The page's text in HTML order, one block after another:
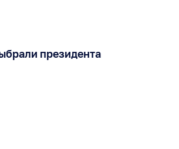
президента